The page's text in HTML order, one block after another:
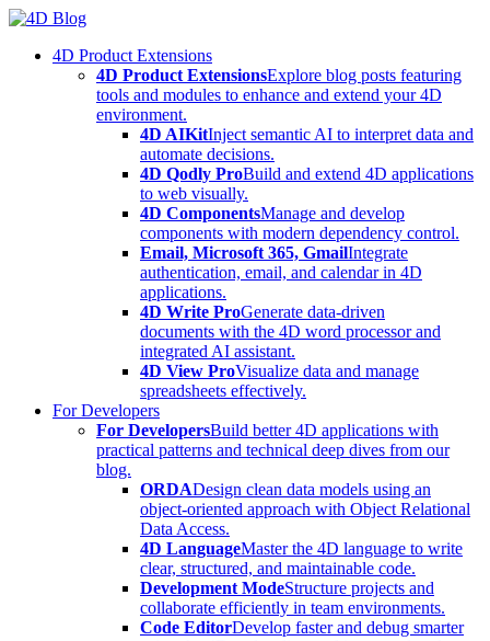
Skip
content4D Product Extensions
4D Product ExtensionsExplore blog posts featuring
tools and modules to enhance and extend your 4D
environment.
4D AIKitInject semantic AI to interpret data and
automate decisions.
4D Qodly ProBuild and extend 4D applications
to web visually.
4D ComponentsManage and develop
components with modern dependency control.
Email, Microsoft 365, GmailIntegrate
authentication, email, and calendar in 4D
applications.
4D Write ProGenerate data-driven
documents with the 4D word processor and
integrated AI assistant.
4D View ProVisualize data and manage
spreadsheets effectively.
For Developers
For DevelopersBuild better 4D applications with
practical patterns and technical deep dives from our
blog.
ORDADesign clean data models using an
object-oriented approach with Object Relational
Data Access.
4D LanguageMaster the 4D language to write
clear, structured, and maintainable code.
Development ModeStructure projects and
collaborate efficiently in team environments.
Code EditorDevelop faster and debug smarter